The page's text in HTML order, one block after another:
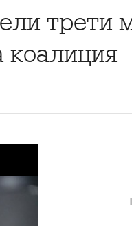
трети
коалиция